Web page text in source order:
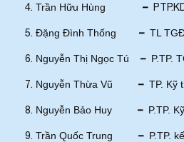
Trần Hữu Hùng –
Đặng Đình Thống – TL
Nguyễn Thị Ngọc Tú – P.TP.
Nguyễn Thừa Vũ –TP. Kỹ
Nguyễn Bảo Huy –P.TP.
Trần Quốc Trung – P.TP.